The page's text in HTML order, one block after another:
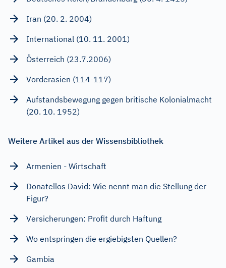
Iran (20. 2. 2004)
International (10. 11. 2001)
Österreich (23.7.2006)
Vorderasien (114-117)
Aufstandsbewegung gegen britische Kolonialmacht
(20. 10. 1952)
Weitere Artikel aus der Wissensbibliothek
Armenien - Wirtschaft
Donatellos David: Wie nennt man die Stellung der
Figur?
Versicherungen: Profit durch Haftung
Wo entspringen die ergiebigsten Quellen?
Gambia